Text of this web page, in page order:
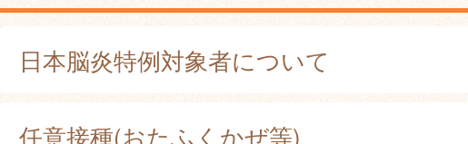
日本脳炎特例対象者について
任意接種(おたふくかぜ等)